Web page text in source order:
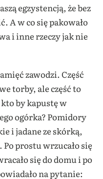
egzystencją, że bez
A w co się pakowało
i inne rzeczy jak nie
zawodzi. Część
torby, ale część to
by kapustę w
ogórka? Pomidory
i jadane ze skórką,
prostu wrzucało się
się do domu i po
na pytanie: